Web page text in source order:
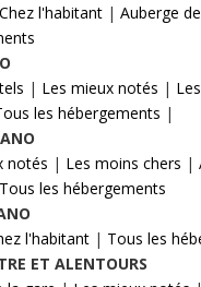
Chez l'habitant | Auberge
| Les mieux notés |
les hébergements |
notés | Les moins chers |
Tous les hébergements
l'habitant | Tous les
ET ALENTOURS